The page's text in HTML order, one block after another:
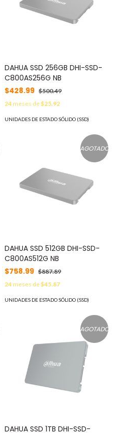
DAHUA SSD 256GB DHI-SSD-
C800AS256G NB
$428.99 $500.49
24meses de$25.92
UNIDADES DE ESTADO SÓLIDO (SSD)
AGOTADO
DAHUA SSD 512GB DHI-SSD-
C800AS512G NB
$758.99 $887.89
24meses de$45.87
UNIDADES DE ESTADO SÓLIDO (SSD)
AGOTADO
DAHUA SSD 1TB DHI-SSD-